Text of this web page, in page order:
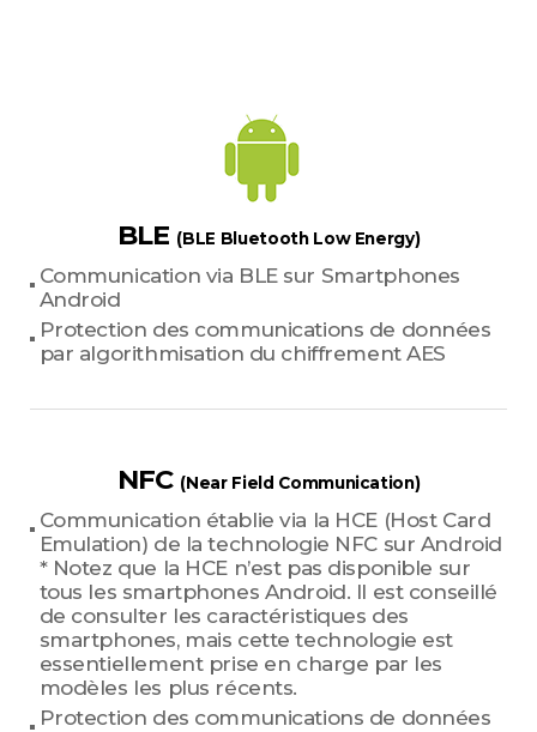
BLE (BLE Bluetooth Low Energy)
Communication via BLE sur Smartphones
Android
Protection des communications de données
par algorithmisation du chiffrement AES
NFC (Near Field Communication)
Communication établie via la HCE (Host Card
Emulation) de la technologie NFC sur Android
* Notez que la HCE n’est pas disponible sur
tous les smartphones Android. Il est conseillé
de consulter les caractéristiques des
smartphones, mais cette technologie est
essentiellement prise en charge par les
modèles les plus récents.
Protection des communications de données